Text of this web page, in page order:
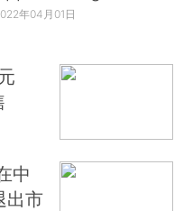
年04月01日
中
出市